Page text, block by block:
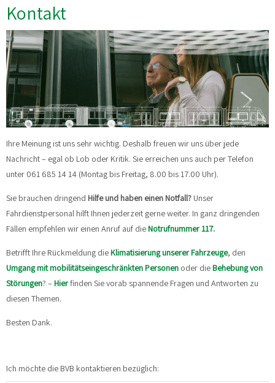
Wirtschaftliche Leistung
Kontakt
Ihre Meinung ist uns sehr wichtig. Deshalb freuen wir uns über jede
Nachricht – egal ob Lob oder Kritik. Sie erreichen uns auch per Telefon
unter 061 685 14 14 (Montag bis Freitag, 8.00 bis 17.00 Uhr).
Sie brauchen dringend Hilfe und haben einen Notfall? Unser
Fahrdienstpersonal hilft Ihnen jederzeit gerne weiter. In ganz dringenden
Fällen empfehlen wir einen Anruf auf dieNotrufnummer 117.
Betrifft Ihre Rückmeldung dieKlimatisierung unserer Fahrzeuge, den
Umgang mit mobilitätseingeschränkten Personen oder dieBehebung von
Störungen? – Hierfinden Sie vorab spannende Fragen und Antworten zu
diesen Themen.
Besten Dank.
Ich möchte die BVB kontaktieren bezüglich: